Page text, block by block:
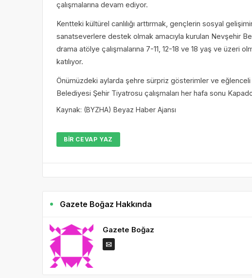
çalışmalarına devam ediyor.
Kentteki kültürel canlılığı arttırmak, gençlerin sosyal
sanatseverlere destek olmak amacıyla kurulan Nevşehir
drama atölye çalışmalarına 7-11, 12-18 ve 18 yaş ve üzeri
katılıyor.
Önümüzdeki aylarda şehre sürpriz gösterimler ve eğlenceli
Belediyesi Şehir Tiyatrosu çalışmaları her hafa sonu
Kaynak: (BYZHA) Beyaz Haber Ajansı
BIR CEVAP YAZ
Gazete Boğaz Hakkında
Gazete Boğaz